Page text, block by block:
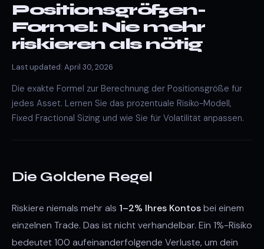
Positionsgrößen-
Formel: Nie mehr
riskieren als nötig
Last updated: April 30, 2026
Die exakte Formel zur Berechnung der Positionsgröße für
jedes Asset. Lernen Sie das prozentuale Risiko-Modell,
Fixed Fractional Sizing und wie Sie für Volatilität anpassen.
Die Goldene Regel
Riskiere niemals mehr als 1–2% Ihres Kontosbei einem
einzelnen Trade. Das ist nicht verhandelbar. Ein 1%-Risiko
bedeutet 100 aufeinanderfolgende Verluste, um dein